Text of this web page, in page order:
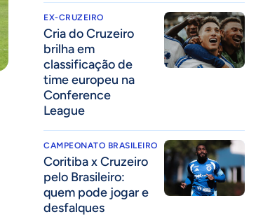
EX-CRUZEIRO
Cria do Cruzeiro
brilha em
classificação de
time europeu na
Conference
League
CAMPEONATO BRASILEIRO
Coritiba x Cruzeiro
pelo Brasileiro:
quem pode jogar e
desfalques